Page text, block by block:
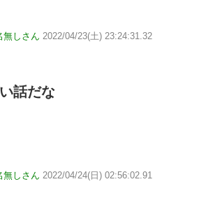
無しさん 2022/04/23(土) 23:24:31.32
話だな
無しさん 2022/04/24(日) 02:56:02.91